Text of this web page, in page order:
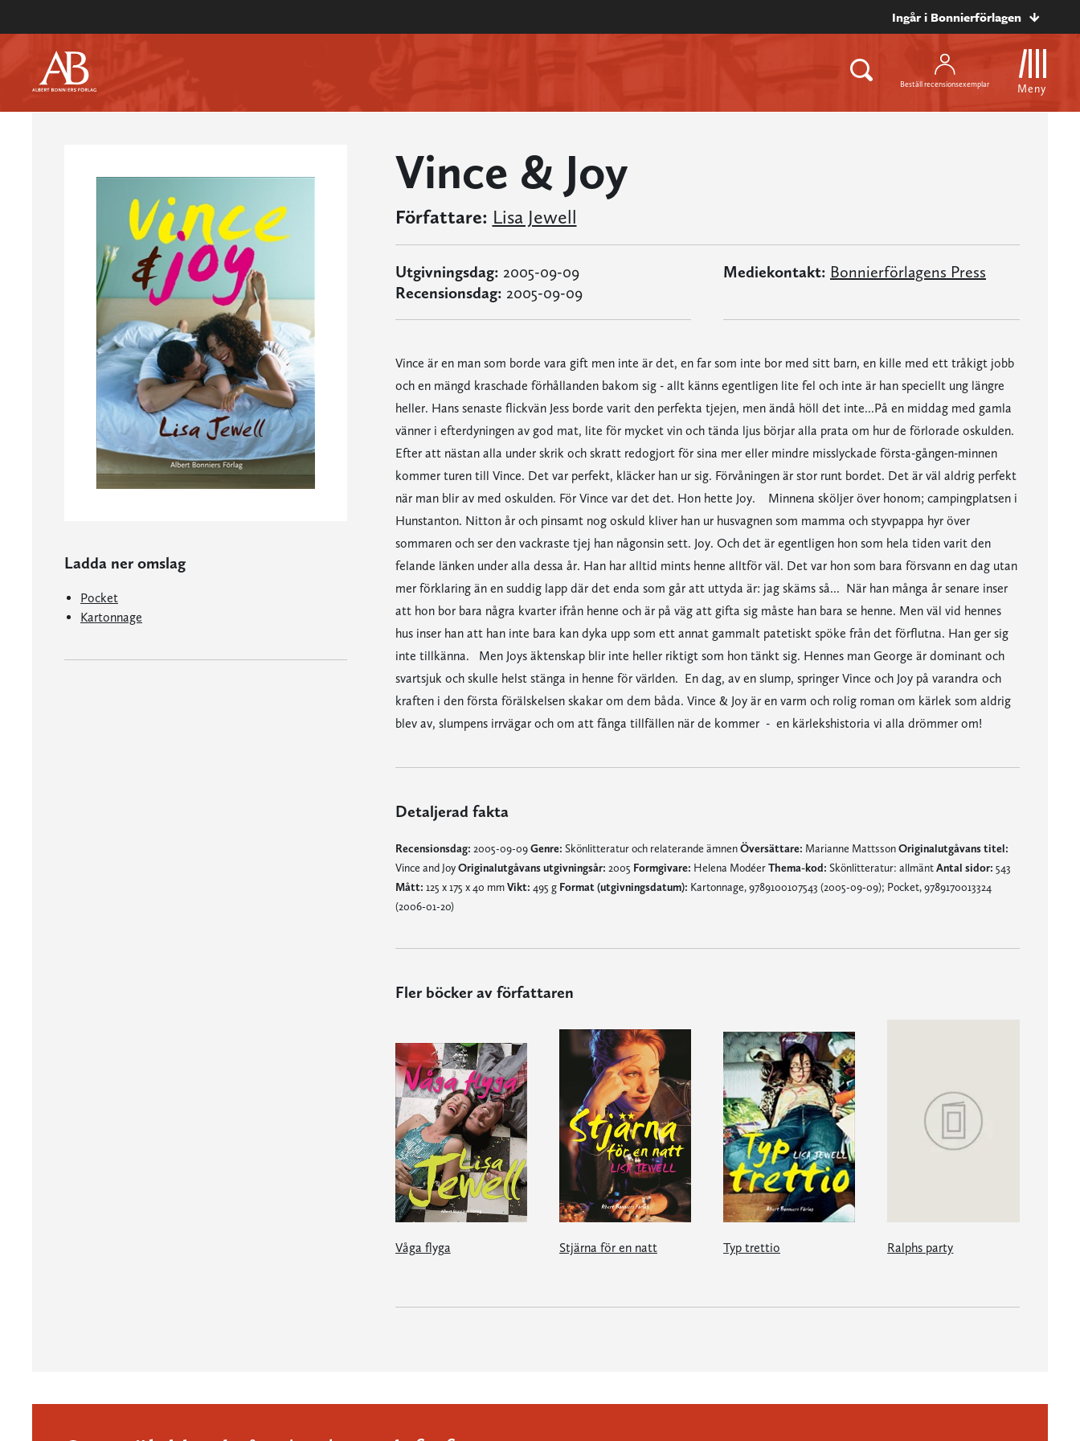
Ingår i Bonnierförlagen
Beställ recensionsexemplar Meny
Ladda ner omslag
Pocket
Kartonnage
Vince & Joy
Författare: Lisa Jewell
Utgivningsdag: 2005-09-09
Recensionsdag: 2005-09-09
Mediekontakt: Bonnierförlagens Press
Vince är en man som borde vara gift men inte är det, en far som inte bor med sitt barn, en kille med ett tråkigt jobb
och en mängd kraschade förhållanden bakom sig - allt känns egentligen lite fel och inte är han speciellt ung längre
heller. Hans senaste flickvän Jess borde varit den perfekta tjejen, men ändå höll det inte...På en middag med gamla
vänner i efterdyningen av god mat, lite för mycket vin och tända ljus börjar alla prata om hur de förlorade oskulden.
Efter att nästan alla under skrik och skratt redogjort för sina mer eller mindre misslyckade första-gången-minnen
kommer turen till Vince. Det var perfekt, kläcker han ur sig. Förvåningen är stor runt bordet. Det är väl aldrig perfekt
när man blir av med oskulden. För Vince var det det. Hon hette Joy. Minnena sköljer över honom; campingplatsen i
Hunstanton. Nitton år och pinsamt nog oskuld kliver han ur husvagnen som mamma och styvpappa hyr över
sommaren och ser den vackraste tjej han någonsin sett. Joy. Och det är egentligen hon som hela tiden varit den
felande länken under alla dessa år. Han har alltid mints henne alltför väl. Det var hon som bara försvann en dag utan
mer förklaring än en suddig lapp där det enda som går att uttyda är: jag skäms så... När han många år senare inser
att hon bor bara några kvarter ifrån henne och är på väg att gifta sig måste han bara se henne. Men väl vid hennes
hus inser han att han inte bara kan dyka upp som ett annat gammalt patetiskt spöke från det förflutna. Han ger sig
inte tillkänna. Men Joys äktenskap blir inte heller riktigt som hon tänkt sig. Hennes man George är dominant och
svartsjuk och skulle helst stänga in henne för världen. En dag, av en slump, springer Vince och Joy på varandra och
kraften i den första förälskelsen skakar om dem båda. Vince & Joy är en varm och rolig roman om kärlek som aldrig
blev av, slumpens irrvägar och om att fånga tillfällen när de kommer - en kärlekshistoria vi alla drömmer om!
Detaljerad fakta
Recensionsdag: 2005-09-09Genre: Skönlitteratur och relaterande ämnenÖversättare: Marianne MattssonOriginalutgåvans titel:
Vince and JoyOriginalutgåvans utgivningsår: 2005 Formgivare: Helena ModéerThema-kod: Skönlitteratur: allmäntAntal sidor: 543
Mått: 125 x 175 x 40 mmVikt: 495 g Format (utgivningsdatum): Kartonnage, 9789100107543 (2005-09-09); Pocket, 9789170013324
(2006-01-20)
Fler böcker av författaren
Våga flyga Stjärna för en natt Typ trettio Ralphs party